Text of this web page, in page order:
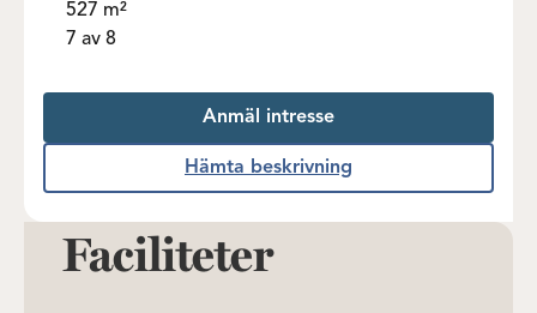
527 m²
7 av 8
Anmäl intresse
Hämta beskrivning
Faciliteter